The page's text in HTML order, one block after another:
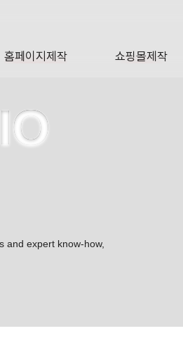
홈페이지제작 쇼핑몰제작
and expert know-how,